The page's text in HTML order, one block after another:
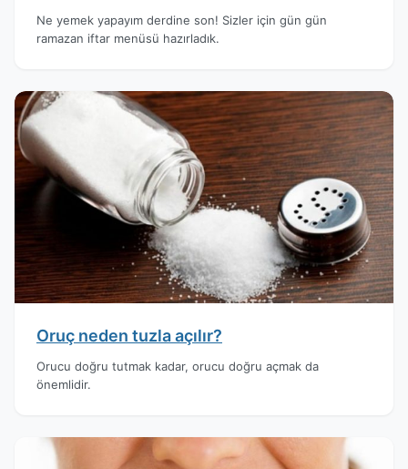
Ne yemek yapayım derdine son! Sizler için gün gün
ramazan iftar menüsü hazırladık.
Oruç neden tuzla açılır?
Orucu doğru tutmak kadar, orucu doğru açmak da
önemlidir.